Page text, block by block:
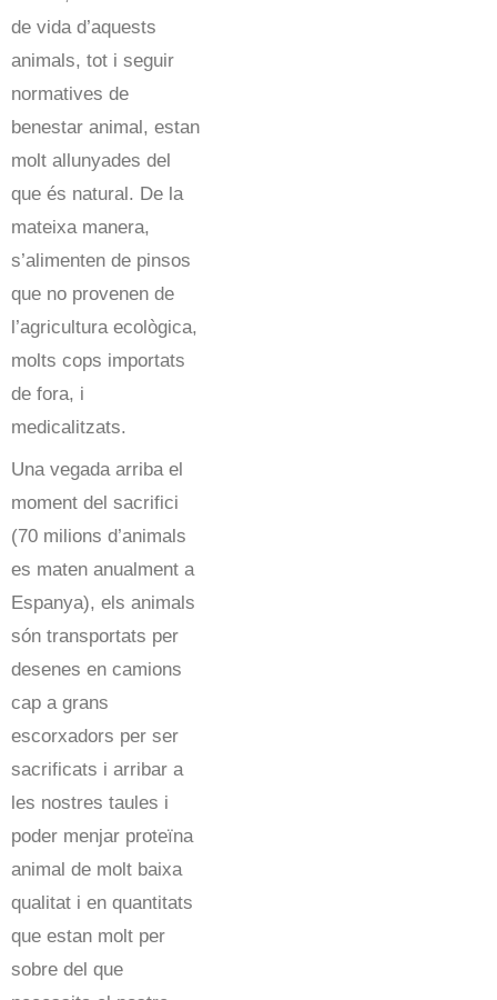
de vida d’aquests
animals, tot i seguir
normatives de
benestar animal, estan
molt allunyades del
que és natural. De la
mateixa manera,
s’alimenten de pinsos
que no provenen de
l’agricultura ecològica,
molts cops importats
de fora, i
medicalitzats.
Una vegada arriba el
moment del sacrifici
(70 milions d’animals
es maten anualment a
Espanya), els animals
són transportats per
desenes en camions
cap a grans
escorxadors per ser
sacrificats i arribar a
les nostres taules i
poder menjar proteïna
animal de molt baixa
qualitat i en quantitats
que estan molt per
sobre del que